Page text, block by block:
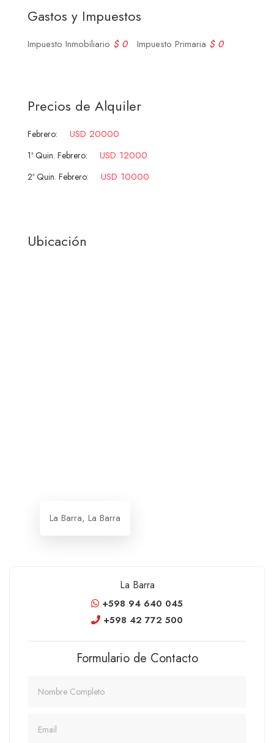
Gastos y Impuestos
Impuesto Inmobiliario $ 0 Impuesto Primaria $ 0
Precios de Alquiler
Febrero: USD 20000
1ª Quin. Febrero: USD 12000
2ª Quin. Febrero: USD 10000
Ubicación
La Barra, La Barra
La Barra
+598 94 640 045
+598 42 772 500
Formulario de Contacto